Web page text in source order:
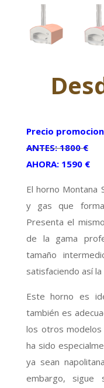
Precio
ANTES: 1800 €
AHORA: 1590 €
El horno Montana
y gas que
Presenta el
de la gama
tamaño
satisfaciendo así
Este horno es
también es
los otros modelos
ha sido
ya sean
embargo, sigue